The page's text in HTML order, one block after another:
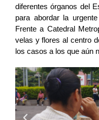
diferentes órganos del
para abordar la
Frente a Catedral
velas y flores al centro
los casos a los que aún